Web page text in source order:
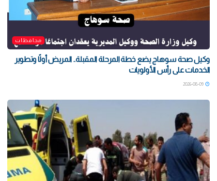
محافظات
وكيل صحة سوهاج يضع خطة المرحلة المقبلة.. المريض أولًا وتطوير
الخدمات على رأس الأولويات